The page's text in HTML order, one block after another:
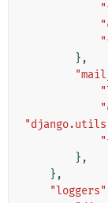
},
},
},
"loggers"